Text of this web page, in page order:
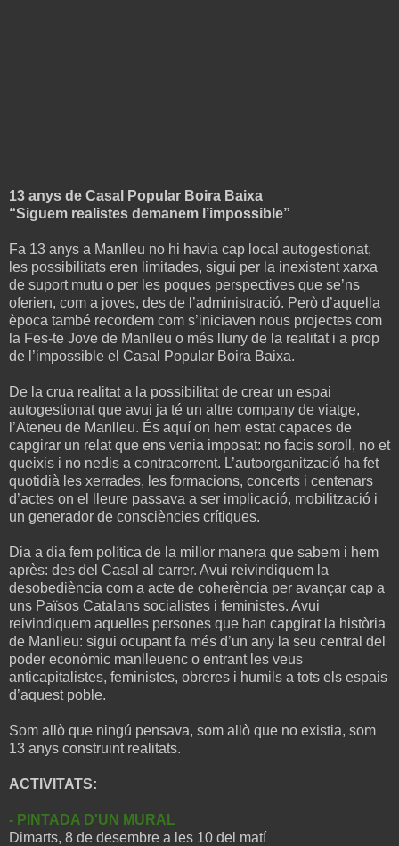
13 anys de Casal Popular Boira Baixa
“Siguem realistes demanem l’impossible”
Fa 13 anys a Manlleu no hi havia cap local autogestionat,
les possibilitats eren limitades, sigui per la inexistent xarxa
de suport mutu o per les poques perspectives que se’ns
oferien, com a joves, des de l’administració. Però d’aquella
època també recordem com s’iniciaven nous projectes com
la Fes-te Jove de Manlleu o més lluny de la realitat i a prop
de l’impossible el Casal Popular Boira Baixa.
De la crua realitat a la possibilitat de crear un espai
autogestionat que avui ja té un altre company de viatge,
l’Ateneu de Manlleu. És aquí on hem estat capaces de
capgirar un relat que ens venia imposat: no facis soroll, no et
queixis i no nedis a contracorrent. L’autoorganització ha fet
quotidià les xerrades, les formacions, concerts i centenars
d’actes on el lleure passava a ser implicació, mobilització i
un generador de consciències crítiques.
Dia a dia fem política de la millor manera que sabem i hem
après: des del Casal al carrer. Avui reivindiquem la
desobediència com a acte de coherència per avançar cap a
uns Països Catalans socialistes i feministes. Avui
reivindiquem aquelles persones que han capgirat la història
de Manlleu: sigui ocupant fa més d’un any la seu central del
poder econòmic manlleuenc o entrant les veus
anticapitalistes, feministes, obreres i humils a tots els espais
d’aquest poble.
Som allò que ningú pensava, som allò que no existia, som
13 anys construint realitats.
ACTIVITATS:
- PINTADA D'UN MURAL
Dimarts, 8 de desembre a les 10 del matí